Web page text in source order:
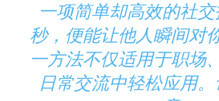
一项简单却高效的社
秒，便能让他人瞬间对
一方法不仅适用于职场
日常交流中轻松应用